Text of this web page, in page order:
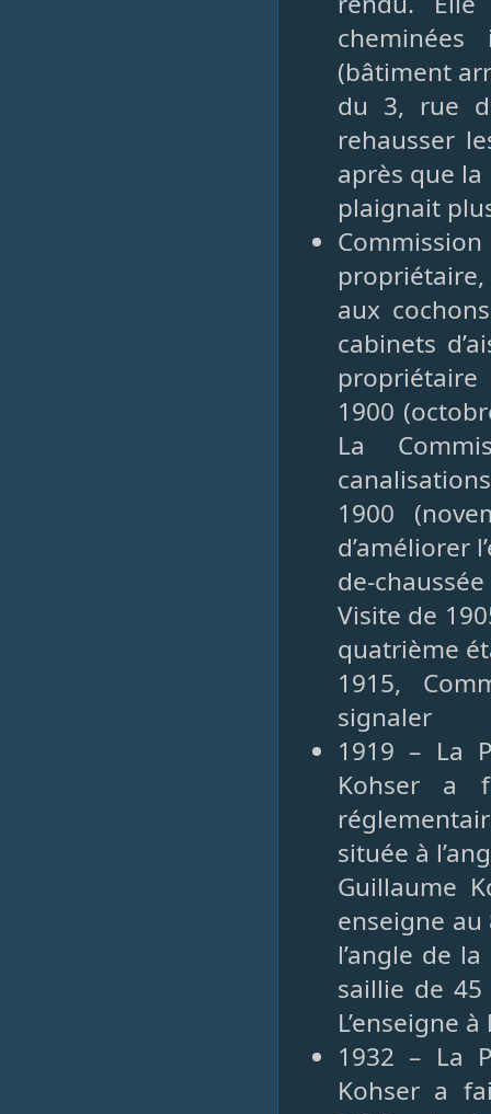
(bâtiment
du 3, rue
rehausser
après que
plaignait
aux
cabinets
propriétaire
1900
La
canalisations
1900
d’améliorer
de-
Visite de
quatrième
1915,
signaler
1919 – La
Kohser a
située à
Guillaume
enseigne au
l’angle de
saillie de
L’enseigne
1932 – La
Kohser a